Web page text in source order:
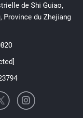
de Shi Guiao,
Province du Zhejiang